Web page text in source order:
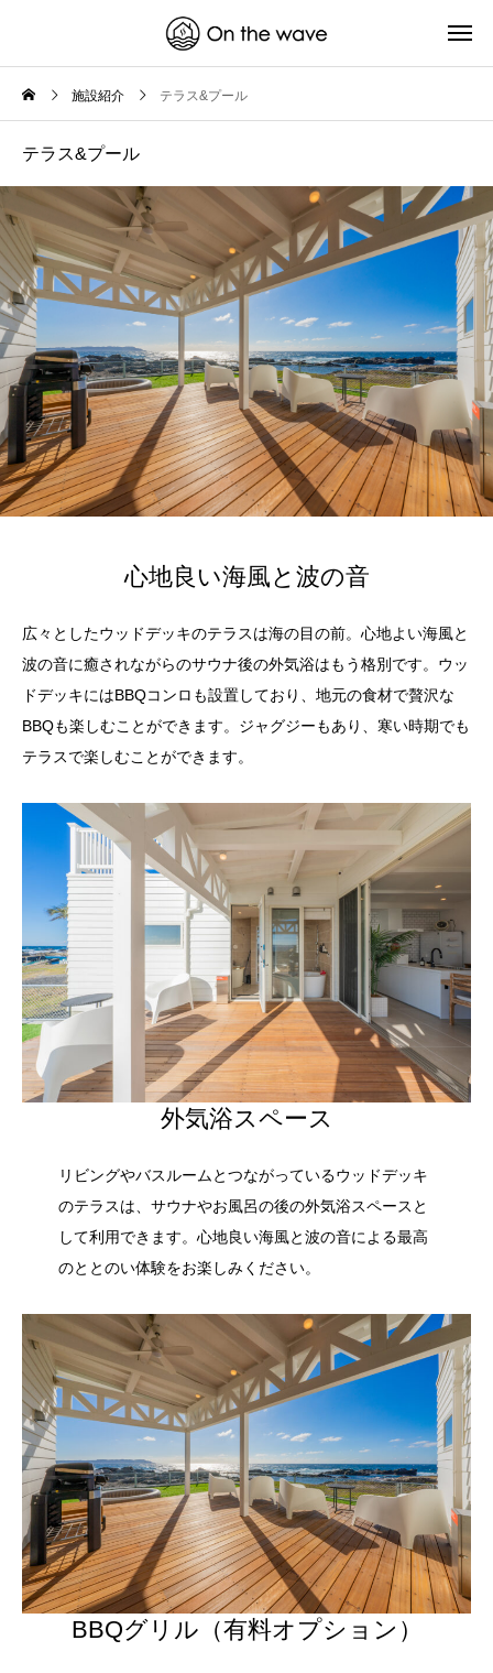
施設紹介 テラス&プール
テラス&プール
心地良い海風と波の音
広々としたウッドデッキのテラスは海の目の前。心地よい海風と
波の音に癒されながらのサウナ後の外気浴はもう格別です。ウッ
ドデッキにはBBQコンロも設置しており、地元の食材で贅沢な
BBQも楽しむことができます。ジャグジーもあり、寒い時期でも
テラスで楽しむことができます。
外気浴スペース
リビングやバスルームとつながっているウッドデッキ
のテラスは、サウナやお風呂の後の外気浴スペースと
して利用できます。心地良い海風と波の音による最高
のととのい体験をお楽しみください。
BBQグリル（有料オプション）